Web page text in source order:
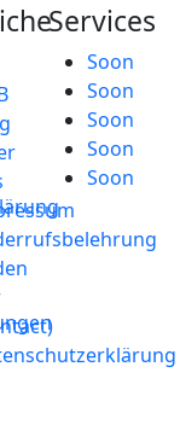
Services
Soon
Soon
Soon
Soon
Soon